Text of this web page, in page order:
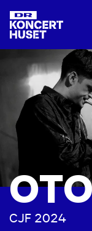
OT
CJF 2024